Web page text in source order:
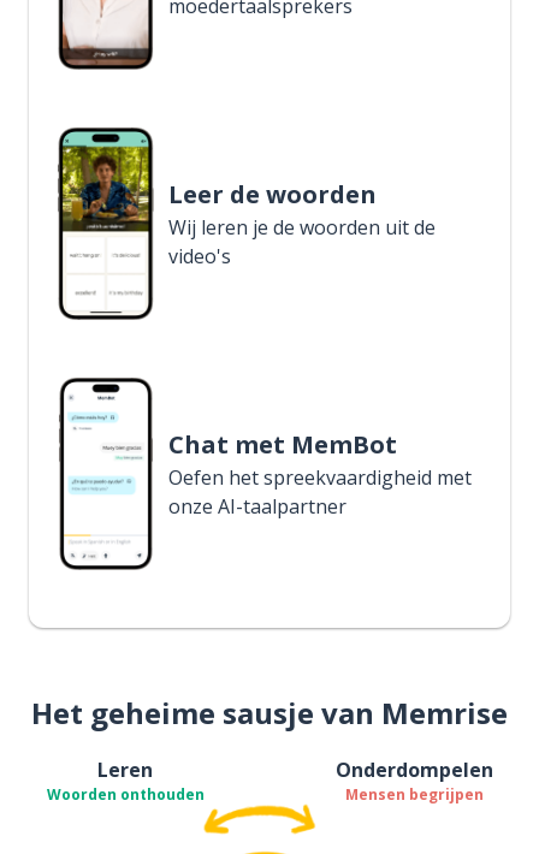
moedertaalsprekers
Leer de woorden
Wij leren je de woorden uit de
video's
Chat met MemBot
Oefen het spreekvaardigheid met
onze AI-taalpartner
Het geheime sausje van Memrise
Leren
Woorden onthouden
Onderdompelen
Mensen begrijpen